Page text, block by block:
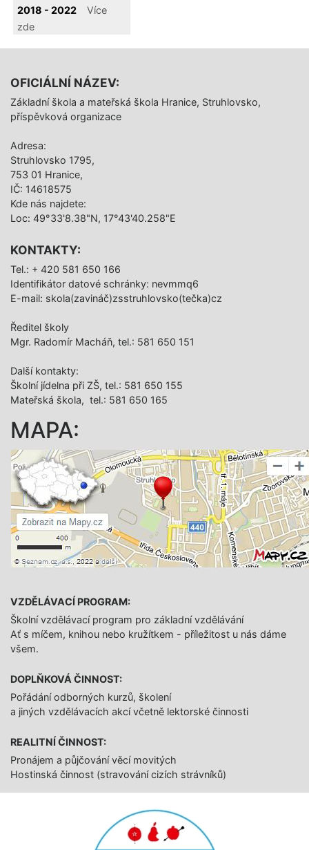
2018 - 2022
Více
zde
OFICIÁLNÍ NÁZEV:
Základní škola a mateřská škola Hranice, Struhlovsko,
příspěvková organizace
Adresa:
Struhlovsko 1795,
753 01 Hranice,
IČ: 14618575
Kde nás najdete:
Loc: 49°33'8.38"N, 17°43'40.258"E
KONTAKTY:
Tel.: + 420 581 650 166
Identifikátor datové schránky: nevmmq6
E-mail: skola(zavináč)zsstruhlovsko(tečka)cz
Ředitel školy
Mgr. Radomír Macháň, tel.: 581 650 151
Další­ kontakty:
Školní jídelna při ZŠ, tel.: 581 650 155
Mateřská škola, tel.: 581 650 165
MAPA:
VZDĚLÁVACÍ PROGRAM:
Školní vzdělávací program pro základní vzdělávání
Ať s míčem, knihou nebo kružítkem - příležitost u nás dáme
všem.
DOPLŇKOVÁ ČINNOST:
Pořádání odborných kurzů, školení
a jiných vzdělávacích akcí včetně lektorské činnosti
REALITNÍ ČINNOST:
Pronájem a půjčování věcí movitých
Hostinská činnost (stravování cizích strávníků)